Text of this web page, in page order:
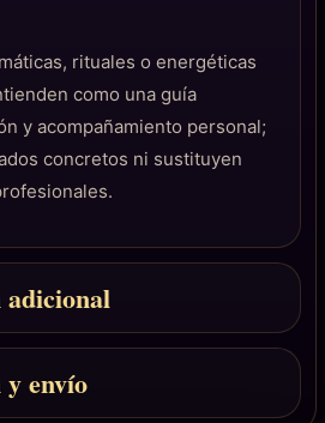
rituales o energéticas
como una guía
y acompañamiento personal;
concretos ni sustituyen
envío